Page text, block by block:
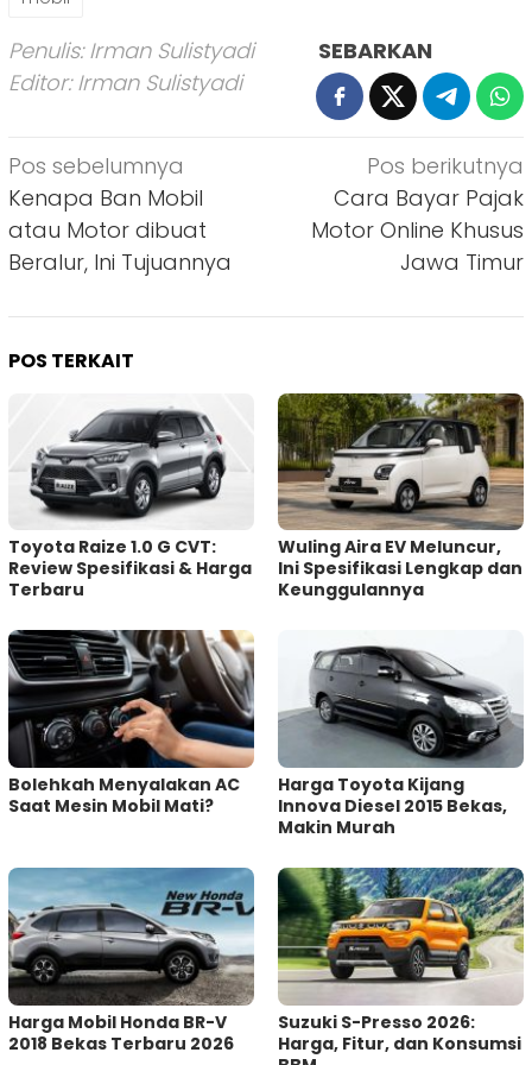
Penulis: Irman Sulistyadi
Editor: Irman Sulistyadi
SEBARKAN
Navigasi
pos
Pos sebelumnya
Kenapa Ban Mobil
atau Motor dibuat
Beralur, Ini Tujuannya
Pos berikutnya
Cara Bayar Pajak
Motor Online Khusus
Jawa Timur
POS TERKAIT
Toyota Raize 1.0 G CVT:
Review Spesifikasi & Harga
Terbaru
Wuling Aira EV Meluncur,
Ini Spesifikasi Lengkap dan
Keunggulannya
Bolehkah Menyalakan AC
Saat Mesin Mobil Mati?
Harga Toyota Kijang
Innova Diesel 2015 Bekas,
Makin Murah
Harga Mobil Honda BR-V
2018 Bekas Terbaru 2026
Suzuki S-Presso 2026:
Harga, Fitur, dan Konsumsi